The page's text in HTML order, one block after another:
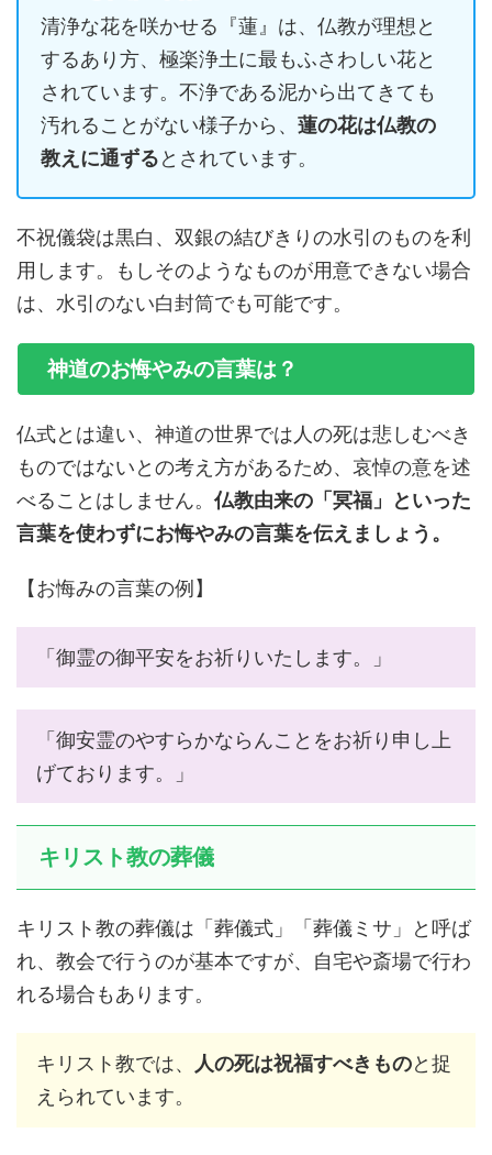
清浄な花を咲かせる『蓮』は、仏教が理想と
するあり方、極楽浄土に最もふさわしい花と
されています。不浄である泥から出てきても
汚れることがない様子から、 蓮の花は仏教の
教えに通ずるとされています。
不祝儀袋は黒白、双銀の結びきりの水引のものを利
用します。もしそのようなものが用意できない場合
は、水引のない白封筒でも可能です。
神道のお悔やみの言葉は？
仏式とは違い、神道の世界では人の死は悲しむべき
ものではないとの考え方があるため、哀悼の意を述
べることはしません。 仏教由来の「冥福」といった
言葉を使わずにお悔やみの言葉を伝えましょう。
【お悔みの言葉の例】
「御霊の御平安をお祈りいたします。」
「御安霊のやすらかならんことをお祈り申し上
げております。」
キリスト教の葬儀
キリスト教の葬儀は「葬儀式」「葬儀ミサ」と呼ば
れ、教会で行うのが基本ですが、自宅や斎場で行わ
れる場合もあります。
キリスト教では、 人の死は祝福すべきものと捉
えられています。